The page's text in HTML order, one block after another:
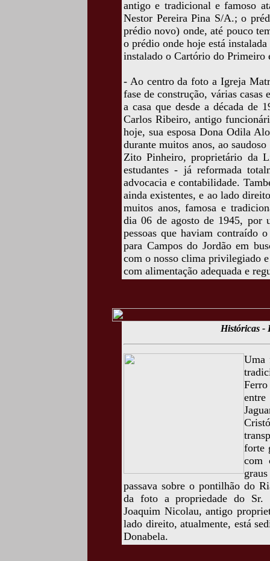
antigo e tradicional e famoso
Nestor Pereira Pina S/A.; o
prédio novo) onde, até pouco
o prédio onde hoje está
instalado o Cartório do Primeiro
- Ao centro da foto a Igreja
fase de construção, várias
a casa que desde a década de
Carlos Ribeiro, antigo
hoje, sua esposa Dona Odila
durante muitos anos, ao
Zito Pinheiro, proprietário da
estudantes - já reformada
advocacia e contabilidade.
ainda existentes, e ao lado
muitos anos, famosa e
dia 06 de agosto de 1945, por
pessoas que haviam contraído
para Campos do Jordão em
com o nosso clima privilegiado
com alimentação adequada e
Históricas -
Uma
entre
forte
com
passava sobre o pontilhão do
da foto a propriedade do Sr.
Joaquim Nicolau, antigo
lado direito, atualmente, está
Donabela.